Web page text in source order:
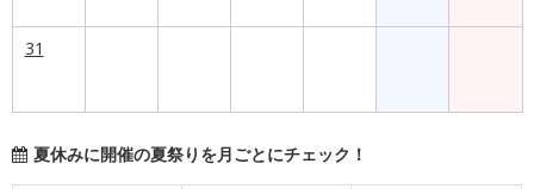
31
夏休みに開催の夏祭りを月ごとにチェック！